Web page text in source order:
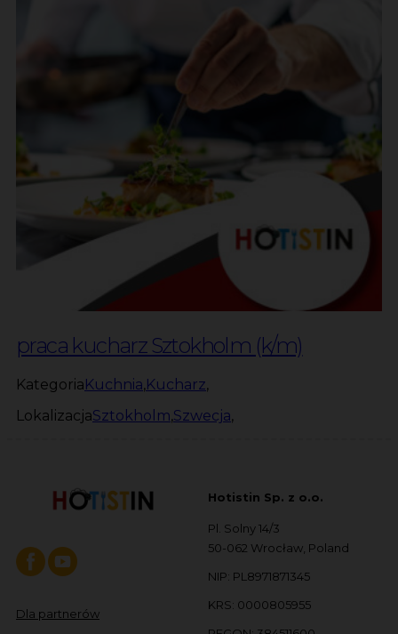
praca kucharz Sztokholm (k/m)
Kategoria Kuchnia,Kucharz,
LokalizacjaSztokholm,Szwecja,
Dla partnerów
Hotistin Sp. z o.o.
Pl. Solny 14/3
50-062 Wrocław, Poland
NIP: PL8971871345
KRS: 0000805955